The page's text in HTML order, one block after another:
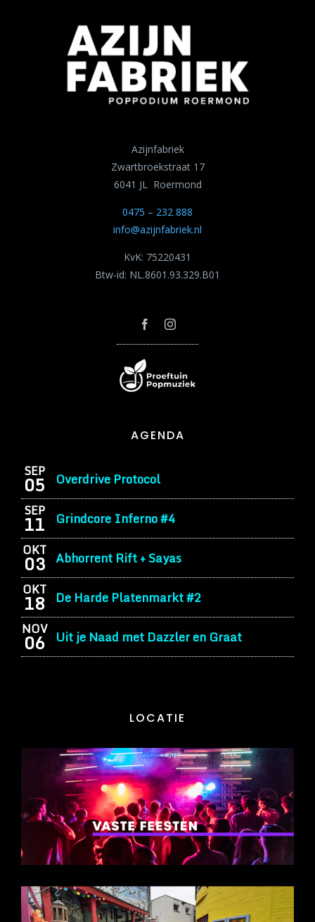
AGENDA
SEP
05 Overdrive Protocol
SEP
11 Grindcore Inferno #4
OKT
03 Abhorrent Rift + Sayas
OKT
18 De Harde Platenmarkt #2
NOV
06 Uit je Naad met Dazzler en Graat
Azijnfabriek
Zwartbroekstraat 17
6041 JL Roermond
0475 – 232 888
info@azijnfabriek.nl
KvK: 75220431
Btw-id: NL.8601.93.329.B01
LOCATIE